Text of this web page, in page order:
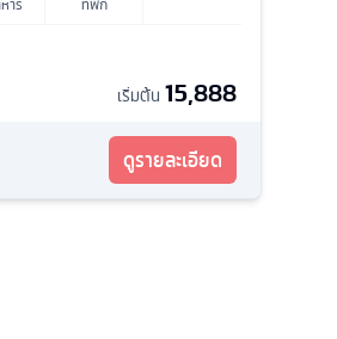
เริ่มต้น 15,888
ดูรายละเอียด